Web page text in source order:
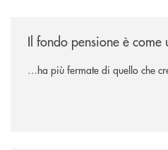
Il fondo pensione è
…ha più fermate di quello che